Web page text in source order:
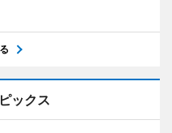
ックス